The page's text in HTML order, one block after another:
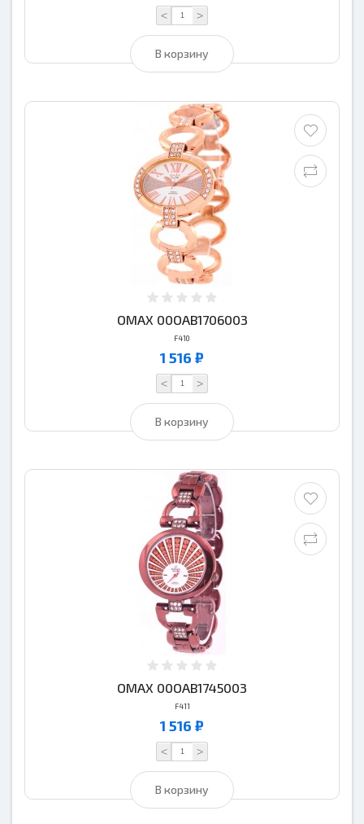
< >
В корзину
OMAX 00OAB1706003
F410
1 516 ₽
< >
В корзину
OMAX 00OAB1745003
F411
1 516 ₽
< >
В корзину